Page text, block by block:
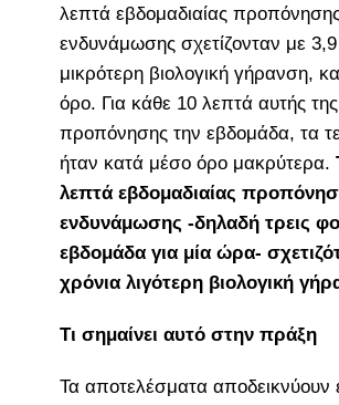
λεπτά εβδομαδιαίας
ενδυνάμωσης σχετίζονταν με
μικρότερη βιολογική γήρανση,
όρο. Για κάθε 10 λεπτά αυτής της
προπόνησης την εβδομάδα, τα
ήταν κατά μέσο όρο μακρύτερα.
λεπτά εβδομαδιαίας
ενδυνάμωσης -δηλαδή τρεις
εβδομάδα για μία ώρα-
χρόνια λιγότερη βιολογική
Τι σημαίνει αυτό στην πράξη
Τα αποτελέσματα αποδεικνύουν